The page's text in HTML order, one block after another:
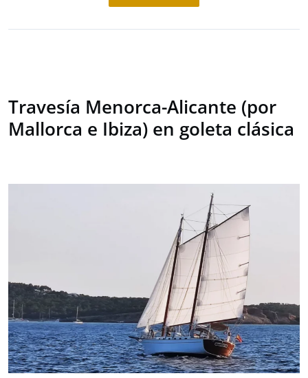
Travesía Menorca-Alicante (por
Mallorca e Ibiza) en goleta clásica